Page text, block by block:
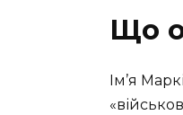
Що
Ім’я